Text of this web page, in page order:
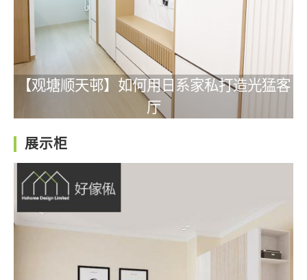
【观塘顺天邨】如何用日系家私打造光猛客
厅
展示柜